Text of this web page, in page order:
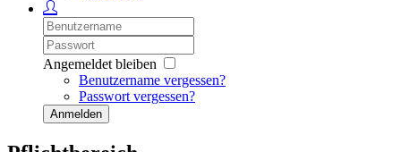
Angemeldet bleiben
Benutzername vergessen?
Passwort vergessen?
Anmelden